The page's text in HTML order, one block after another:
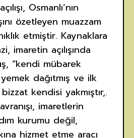
Osmanlı’nın
özetleyen muazzam
etmiştir. Kaynaklara
imaretin açılışında
“kendi mübarek
dağıtmış ve ilk
kendisi yakmıştır,.
imaretlerin
kurumu değil,
hizmet etme aracı